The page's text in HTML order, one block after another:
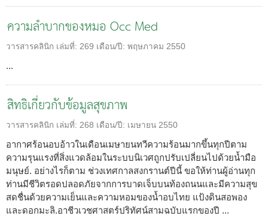
ความลำบากของหมอ Occ Med
วารสารคลินิก เล่มที่: 269 เดือน/ปี: พฤษภาคม 2550
...
สิทธิเกี่ยวกับข้อมูลสุขภาพ
วารสารคลินิก เล่มที่: 268 เดือน/ปี: เมษายน 2550
อากาศร้อนอบอ้าวในเดือนเมษายนทวีความร้อนมากขึ้นทุกปีตาม
ความรุนแรงที่สิ่งแวดล้อมในระบบนิเวศถูกปรับเปลี่ยนไปด้วยน้ำมือ
มนุษย์. อย่างไรก็ตาม ช่วงเทศกาลสงกรานต์ปีนี้ ขอให้ท่านผู้อ่านทุก
ท่านมีชีวิตรอดปลอดภัยจากการบาดเจ็บบนท้องถนนและมีความสุข
สดชื่นด้วยความเย็นและความหอมของน้ำอบไทย แป้งดินสอพอง
และดอกมะลิ.อาชีวเวชศาสตร์ปริทัศน์สามฉบับแรกของปี ...